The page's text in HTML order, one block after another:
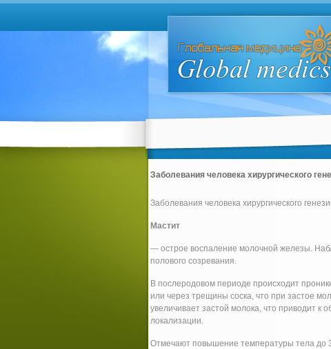
Заболевания человека хирургического
Заболевания человека хирургического
Мастит
— острое воспаление молочной железы.
полового созревания.
В послеродовом периоде происходит
или через трещины соска, что при застое
увеличивает застой молока, что приводит
локализации.
Отмечают повышение температуры тела до